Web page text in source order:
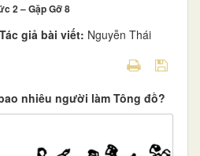
2 – Gặp Gỡ 8
Tác giả bài viết: Nguyễn Thái
nhiêu người làm Tông đồ?